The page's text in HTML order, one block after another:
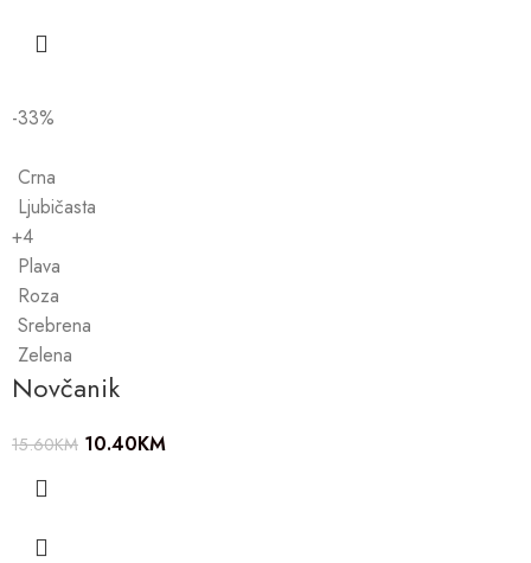
-33%
Crna
Ljubičasta
+4
Plava
Roza
Srebrena
Zelena
Novčanik
15.60KM 10.40KM